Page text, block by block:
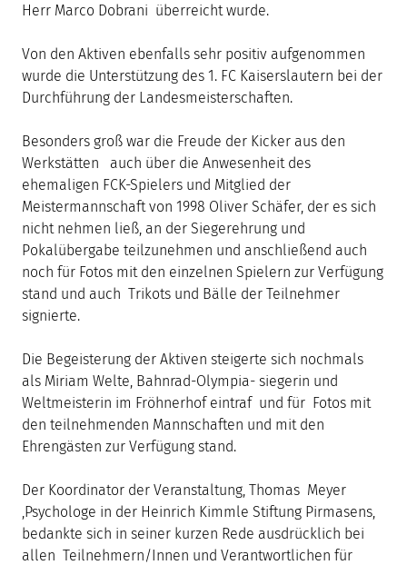
Herr Marco Dobrani überreicht wurde.
Von den Aktiven ebenfalls sehr positiv aufgenommen
wurde die Unterstützung des 1. FC Kaiserslautern bei der
Durchführung der Landesmeisterschaften.
Besonders groß war die Freude der Kicker aus den
Werkstätten auch über die Anwesenheit des
ehemaligen FCK-Spielers und Mitglied der
Meistermannschaft von 1998 Oliver Schäfer, der es sich
nicht nehmen ließ, an der Siegerehrung und
Pokalübergabe teilzunehmen und anschließend auch
noch für Fotos mit den einzelnen Spielern zur Verfügung
stand und auch Trikots und Bälle der Teilnehmer
signierte.
Die Begeisterung der Aktiven steigerte sich nochmals
als Miriam Welte, Bahnrad-Olympia- siegerin und
Weltmeisterin im Fröhnerhof eintraf und für Fotos mit
den teilnehmenden Mannschaften und mit den
Ehrengästen zur Verfügung stand.
Der Koordinator der Veranstaltung, Thomas Meyer
,Psychologe in der Heinrich Kimmle Stiftung Pirmasens,
bedankte sich in seiner kurzen Rede ausdrücklich bei
allen Teilnehmern/Innen und Verantwortlichen für